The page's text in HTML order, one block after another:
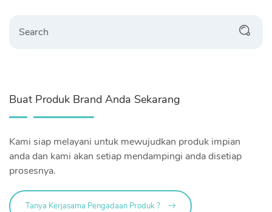
Buat Produk Brand Anda Sekarang
Kami siap melayani untuk mewujudkan produk impian
anda dan kami akan setiap mendampingi anda disetiap
prosesnya.
Tanya Kerjasama Pengadaan Produk ?